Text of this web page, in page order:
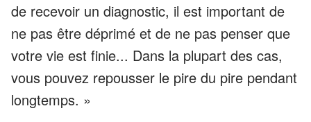
de recevoir un diagnostic, il est important de
ne pas être déprimé et de ne pas penser que
votre vie est finie... Dans la plupart des cas,
vous pouvez repousser le pire du pire pendant
longtemps. »